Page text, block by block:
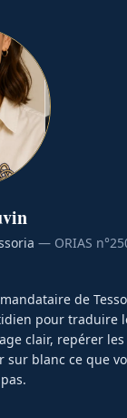
— ORIAS n°
de
pour traduire
clair, repérer
sur blanc ce que